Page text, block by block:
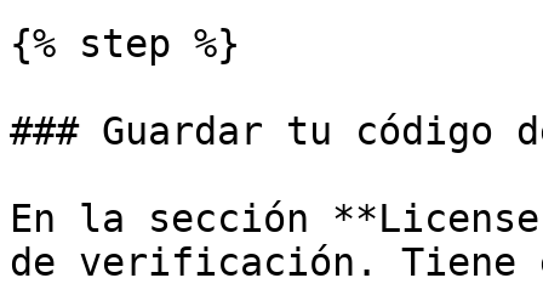
{% step %}
### Guardar tu código
En la sección
de verificación. Tiene